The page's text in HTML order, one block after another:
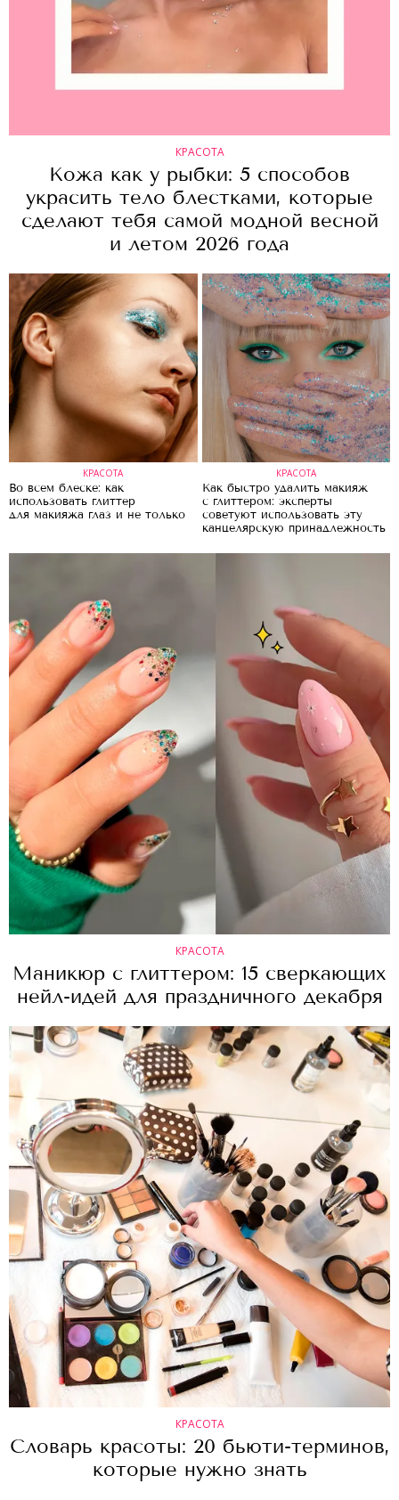
КРАСОТА
Кожа как у рыбки: 5 способов
украсить тело блестками, которые
сделают тебя самой модной весной
и летом 2026 года
КРАСОТА
Во всем блеске: как
использовать глиттер
для макияжа глаз и не только
КРАСОТА
Как быстро удалить макияж
с глиттером: эксперты
советуют использовать эту
канцелярскую принадлежность
КРАСОТА
Маникюр с глиттером: 15 сверкающих
нейл-идей для праздничного декабря
КРАСОТА
Словарь красоты: 20 бьюти-терминов,
которые нужно знать